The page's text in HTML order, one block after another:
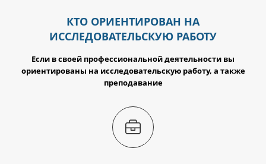
КТО ОРИЕНТИРОВАН НА
ИССЛЕДОВАТЕЛЬСКУЮ РАБОТУ
Если в своей профессиональной деятельности вы
ориентированы на исследовательскую работу, а также
преподавание